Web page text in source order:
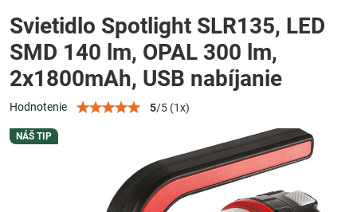
NÁŠ TIP
Svietidlo Spotlight SLR135, LED
SMD 140 lm, OPAL 300 lm,
2x1800mAh, USB nabíjanie
Hodnotenie 5/5 (1x)